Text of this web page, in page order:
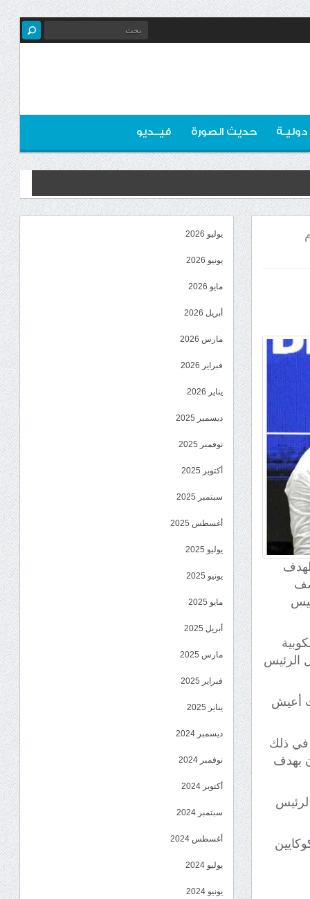
دوليـة حديث الصورة فيــديو
الرئيس
أعيش
في ذلك
كوبيون بهدف
لرئيس
يوليو 2026
يونيو 2026
مايو 2026
أبريل 2026
مارس 2026
فبراير 2026
يناير 2026
ديسمبر 2025
نوفمبر 2025
أكتوبر 2025
سبتمبر 2025
أغسطس 2025
يوليو 2025
يونيو 2025
مايو 2025
أبريل 2025
مارس 2025
فبراير 2025
يناير 2025
ديسمبر 2024
نوفمبر 2024
أكتوبر 2024
سبتمبر 2024
أغسطس 2024
يوليو 2024
يونيو 2024